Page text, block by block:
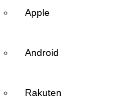
Apple
Android
Rakuten